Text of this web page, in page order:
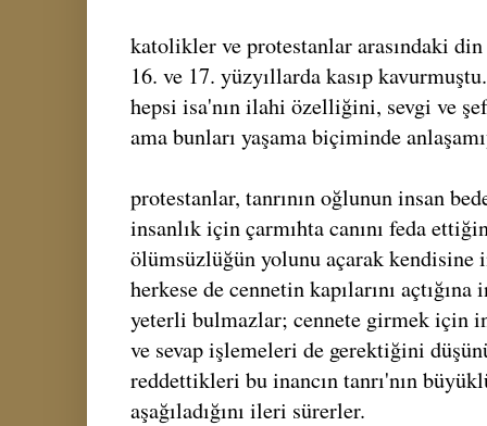
katolikler ve protestanlar arasındaki
16. ve 17. yüzyıllarda kasıp
hepsi isa'nın ilahi özelliğini, sevgi ve
ama bunları yaşama biçiminde
protestanlar, tanrının oğlunun insan
insanlık için çarmıhta canını feda
ölümsüzlüğün yolunu açarak kendisine
herkese de cennetin kapılarını
yeterli bulmazlar; cennete girmek için
ve sevap işlemeleri de gerektiğini
reddettikleri bu inancın tanrı'nın
aşağıladığını ileri sürerler.